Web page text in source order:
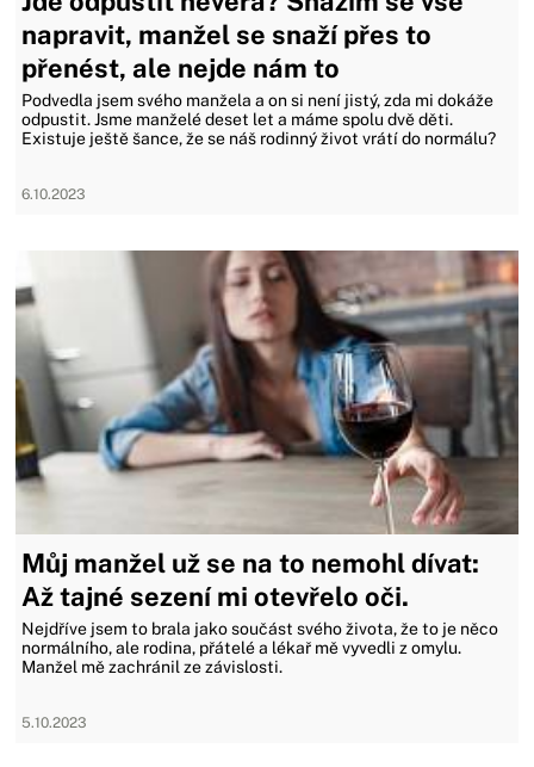
napravit, manžel se snaží přes to
přenést, ale nejde nám to
Podvedla jsem svého manžela a on si není jistý, zda mi dokáže
odpustit. Jsme manželé deset let a máme spolu dvě děti.
Existuje ještě šance, že se náš rodinný život vrátí do normálu?
6.10.2023
Můj manžel už se na to nemohl dívat:
Až tajné sezení mi otevřelo oči.
Nejdříve jsem to brala jako součást svého života, že to je něco
normálního, ale rodina, přátelé a lékař mě vyvedli z omylu.
Manžel mě zachránil ze závislosti.
5.10.2023